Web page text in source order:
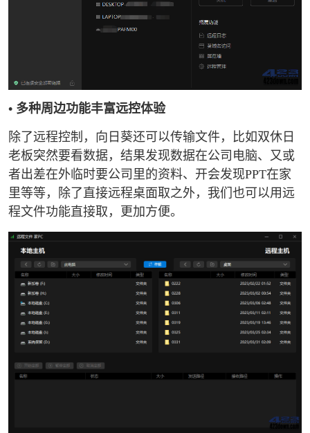
• 多种周边功能丰富远控体验
除了远程控制，向日葵还可以传输文件，比如双休日
老板突然要看数据，结果发现数据在公司电脑、又或
者出差在外临时要公司里的资料、开会发现PPT在家
里等等，除了直接远程桌面取之外，我们也可以用远
程文件功能直接取，更加方便。